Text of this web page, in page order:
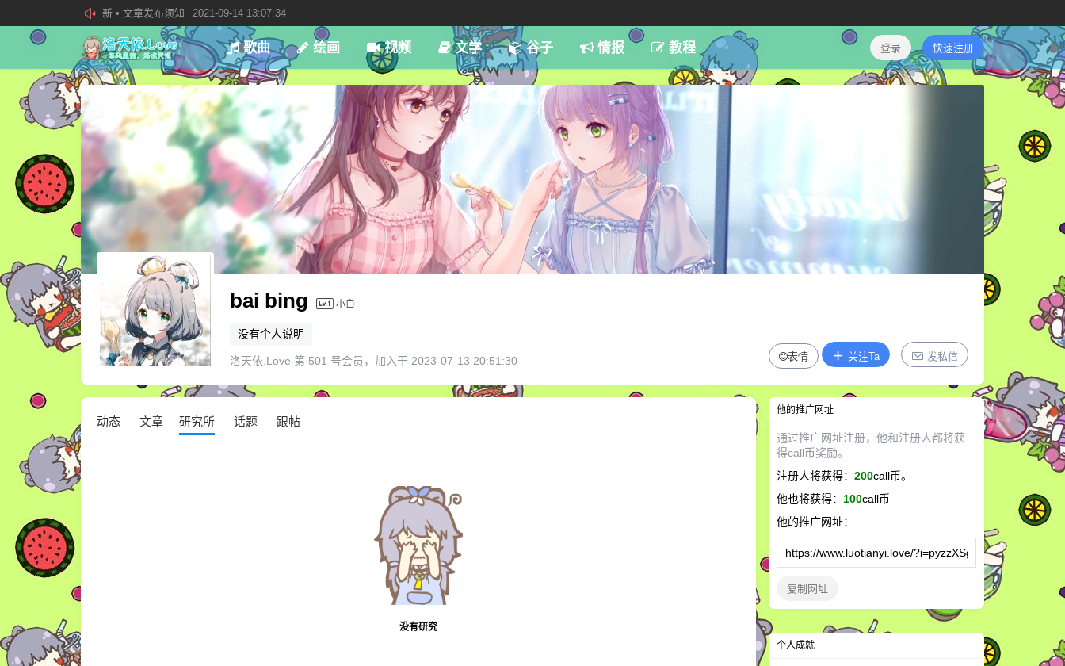
欢迎加入“VOCALOID洛天依“QQ群！
2019-08-27 23:47:59
加入本站管理团队
2019-08-21 02:23:34
歌曲 绘画 视频 文学 谷子 情报 教程 登录 快速注册
bai bing 小白
没有个人说明
洛天依.Love 第 501 号会员，加入于 2023-07-13 20:51:30 表情 关注Ta 发私信
动态 文章 研究所 话题 跟帖
没有研究
他的推广网址
通过推广网址注册，他和注册人都将获
得call币奖励。
注册人将获得：200call币。
他也将获得：100call币
他的推广网址：
复制网址
个人成就
您没有权限发布内容，请购买会员或者提升权
限。